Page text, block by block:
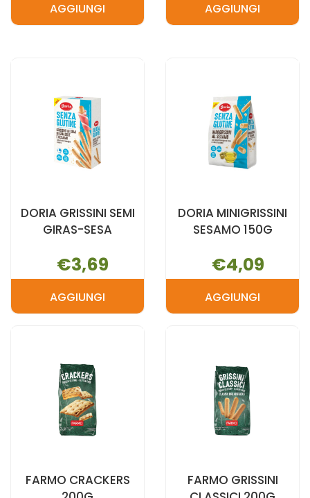
AGGIUNGIAGGIUNGI CRACKERSAGGIUNGIAGGIUNGI
DORIA GRISSINI SEMI
GIRAS-SESA
€3,69
AGGIUNGIAGGIUNGI DORIA
GIRAS-
SESA AL
CARRELLO
DORIA MINIGRISSINI
SESAMO 150G
€4,09
AGGIUNGIAGGIUNGI
CARRELLO
FARMO CRACKERS
FARMO GRISSINI